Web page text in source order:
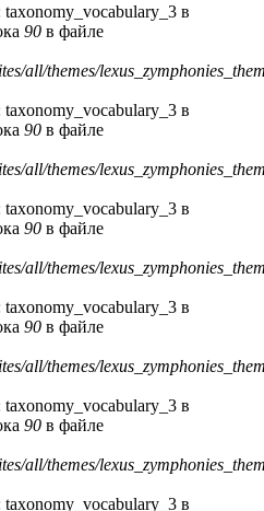
в
90 в файле
all/themes/
в
90 в файле
all/themes/
в
90 в файле
all/themes/
в
90 в файле
all/themes/
в
90 в файле
all/themes/
в